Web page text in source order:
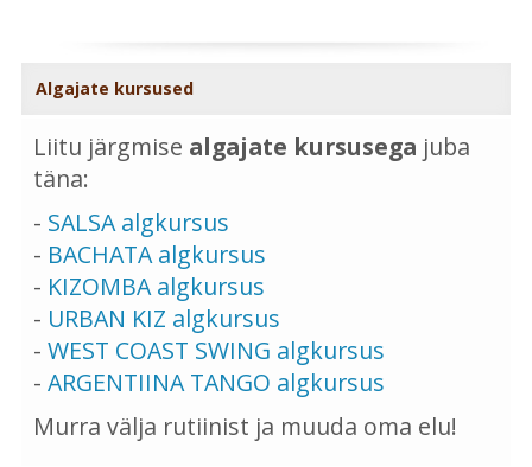
Algajate kursused
Liitu järgmise algajate kursusega juba
täna:
- SALSA algkursus
- BACHATA algkursus
- KIZOMBA algkursus
- URBAN KIZ algkursus
- WEST COAST SWING algkursus
- ARGENTIINA TANGO algkursus
Murra välja rutiinist ja muuda oma elu!